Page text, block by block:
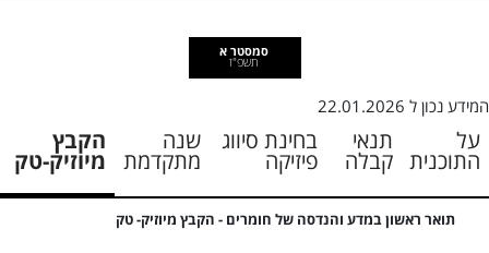
סמסטר א
תשפ"ז
המידע נכון ל 22.01.2026
על
התוכנית
תנאי
קבלה
בחינת סיווג
פיזיקה
שנה
מתקדמת
הקבץ
מיוזיק-טק
תואר ראשון במדע והנדסה של חומרים - הקבץ מיוזיק- טק